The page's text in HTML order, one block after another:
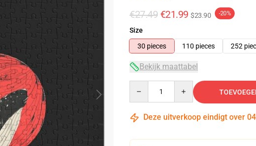
€27.49 €21.99 $23.90 -20%
Size
30 pieces
110 pieces 252
Bekijk maattabel
Deze uitverkoop eindigt over 04